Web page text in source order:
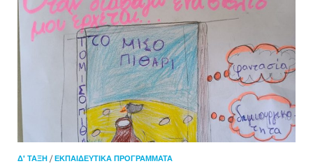
Δ' ΤΑΞΗ /ΕΚΠΑΙΔΕΥΤΙΚΆ ΠΡΟΓΡΆΜΜΑΤΑ